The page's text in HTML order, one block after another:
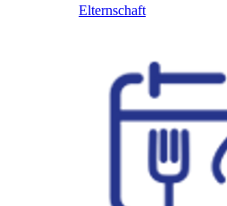
Elternschaft